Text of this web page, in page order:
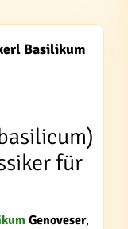
Basilikum
für
Genoveser,